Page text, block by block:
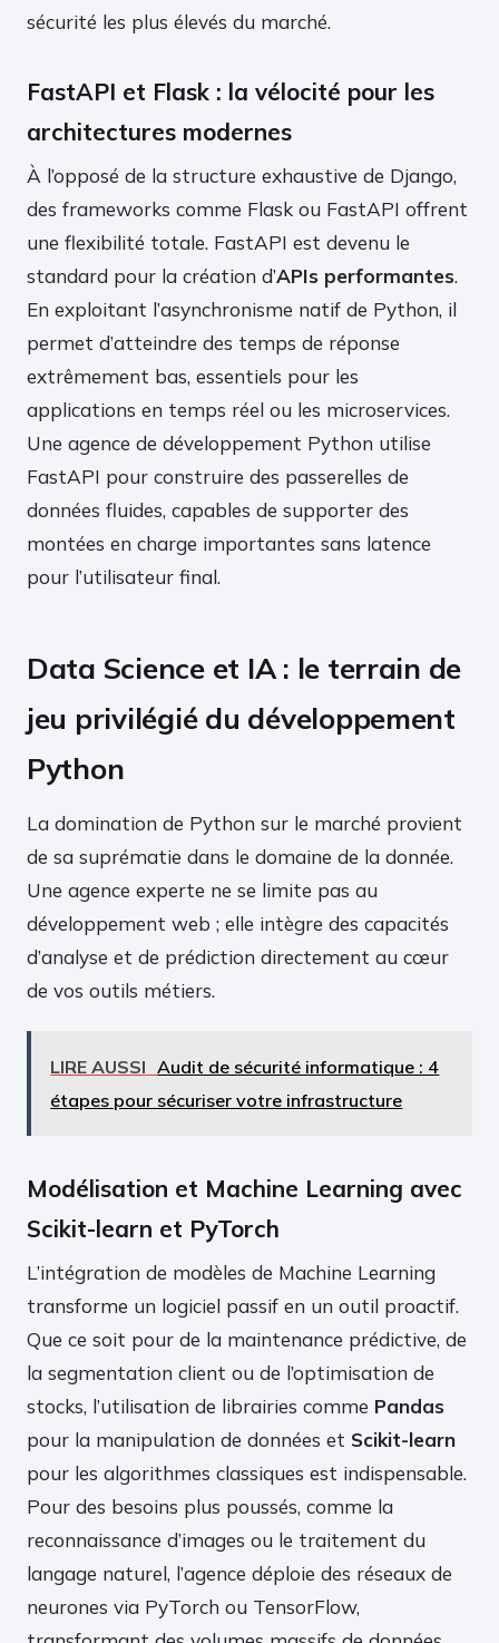
sécurité les plus élevés du marché.
FastAPI et Flask : la vélocité pour les
architectures modernes
À l’opposé de la structure exhaustive de Django,
des frameworks comme Flask ou FastAPI offrent
une flexibilité totale. FastAPI est devenu le
standard pour la création d’APIs performantes.
En exploitant l’asynchronisme natif de Python, il
permet d’atteindre des temps de réponse
extrêmement bas, essentiels pour les
applications en temps réel ou les microservices.
Une agence de développement Python utilise
FastAPI pour construire des passerelles de
données fluides, capables de supporter des
montées en charge importantes sans latence
pour l’utilisateur final.
Data Science et IA : le terrain de
jeu privilégié du développement
Python
La domination de Python sur le marché provient
de sa suprématie dans le domaine de la donnée.
Une agence experte ne se limite pas au
développement web ; elle intègre des capacités
d’analyse et de prédiction directement au cœur
de vos outils métiers.
LIRE AUSSI Audit de sécurité informatique : 4
étapes pour sécuriser votre infrastructure
Modélisation et Machine Learning avec
Scikit-learn et PyTorch
L’intégration de modèles de Machine Learning
transforme un logiciel passif en un outil proactif.
Que ce soit pour de la maintenance prédictive, de
la segmentation client ou de l’optimisation de
stocks, l’utilisation de librairies comme Pandas
pour la manipulation de données et Scikit-learn
pour les algorithmes classiques est indispensable.
Pour des besoins plus poussés, comme la
reconnaissance d’images ou le traitement du
langage naturel, l’agence déploie des réseaux de
neurones via PyTorch ou TensorFlow,